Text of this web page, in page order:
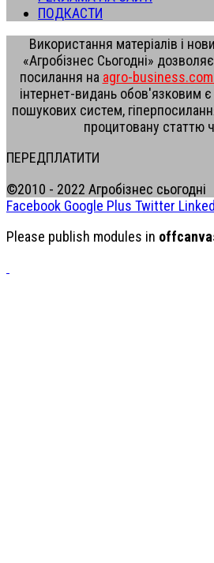
ПОДКАСТИ
Використання матеріалів і
«Агробізнес Сьогодні»
посилання на agro-
інтернет-видань обов'язковим
пошукових систем,
процитовану статтю
ПЕРЕДПЛАТИТИ
©2010 - 2022 Агробізнес сьогодні
Facebook Google Plus Twitter
Please publish modules in